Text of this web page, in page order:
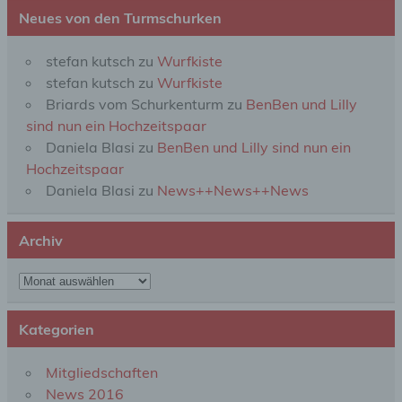
Neues von den Turmschurken
stefan kutsch zu Wurfkiste
stefan kutsch zu Wurfkiste
Briards vom Schurkenturm zu BenBen und Lilly
sind nun ein Hochzeitspaar
Daniela Blasi zu BenBen und Lilly sind nun ein
Hochzeitspaar
Daniela Blasi zu News++News++News
Archiv
Archiv
Kategorien
Mitgliedschaften
News 2016
Zusammenhang mit personenbezogenen Daten
wie das Erheben, das Erfassen, die Organisation,
Veränderung, das Auslesen, das Abfragen, die
Verwendung, die Offenlegung durch Übermittlung,
Verbreitung oder eine andere Form der
Bereitstellung, den Abgleich oder die Verknüpfung,
die Einschränkung, das Löschen oder die
Vernichtung.
Einschränkung der Verarbeitung ist die Markierung
gespeicherter personenbezogener Daten mit dem
Ziel, ihre künftige Verarbeitung einzuschränken.
e) Profiling
Profiling ist jede Art der automatisierten
Verarbeitung personenbezogener Daten, die darin